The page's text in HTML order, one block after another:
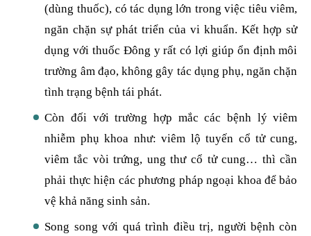
(dùng thuốc), có tác dụng lớn trong việc tiêu viêm,
ngăn chặn sự phát triển của vi khuẩn. Kết hợp sử
dụng với thuốc Đông y rất có lợi giúp ổn định môi
trường âm đạo, không gây tác dụng phụ, ngăn chặn
tình trạng bệnh tái phát.
Còn đối với trường hợp mắc các bệnh lý viêm
nhiễm phụ khoa như: viêm lộ tuyến cổ tử cung,
viêm tắc vòi trứng, ung thư cổ tử cung… thì cần
phải thực hiện các phương pháp ngoại khoa để bảo
vệ khả năng sinh sản.
Song song với quá trình điều trị, người bệnh còn